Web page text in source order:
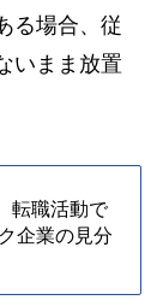
る場合、従
いまま放置
転職活動で
企業の見分